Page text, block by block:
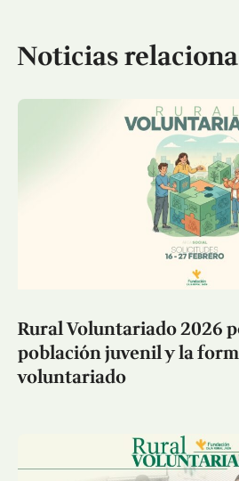
Noticias
Rural Voluntariado 2026
población juvenil y la
voluntariado